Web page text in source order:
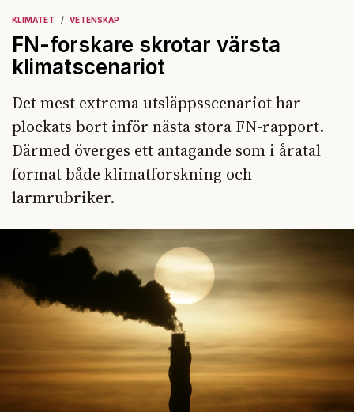
KLIMATET VETENSKAP
FN-forskare skrotar värsta
klimatscenariot
Det mest extrema utsläppsscenariot har
plockats bort inför nästa stora FN-rapport.
Därmed överges ett antagande som i åratal
format både klimatforskning och
larmrubriker.